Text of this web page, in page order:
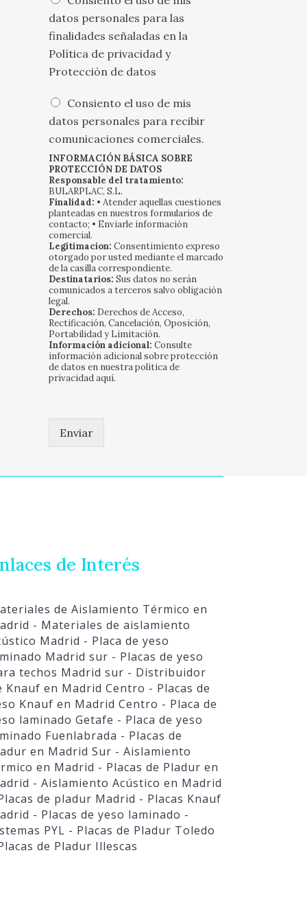
p
c
i
o
n
e
m
ú
l
i
p
l
e
s
*
datos personales para las
finalidades señaladas en la
Política de privacidad y
Protección de datos
O
p
c
i
o
n
e
s
m
ú
l
t
i
p
l
e
s
(
c
o
p
)
Consiento el uso de mis
datos personales para recibir
comunicaciones comerciales.
INFORMACIÓN BÁSICA SOBRE
PROTECCIÓN DE DATOS
Responsable del tratamiento:
BULARPLAC, S.L.
Finalidad: • Atender aquellas cuestiones
planteadas en nuestros formularios de
contacto; • Enviarle información
comercial.
Legitimacion: Consentimiento expreso
otorgado por usted mediante el marcado
de la casilla correspondiente.
Destinatarios: Sus datos no serán
comunicados a terceros salvo obligación
legal.
Derechos: Derechos de Acceso,
Rectificación, Cancelación, Oposición,
Portabilidad y Limitación.
Información adicional: Consulte
información adicional sobre protección
de datos en nuestra política de
privacidadaquí.
Enviar
de Interés
de Aislamiento Térmico en
- Materiales de aislamiento
Madrid - Placa de yeso
Madrid sur - Placas de yeso
techos Madrid sur - Distribuidor
Knauf en Madrid Centro - Placas de
Knauf en Madrid Centro - Placa de
laminado Getafe - Placa de yeso
Fuenlabrada - Placas de
en Madrid Sur - Aislamiento
en Madrid - Placas de Pladur en
- Aislamiento Acústico en Madrid
de pladur Madrid - Placas Knauf
- Placas de yeso laminado -
PYL - Placas de Pladur Toledo
de Pladur Illescas